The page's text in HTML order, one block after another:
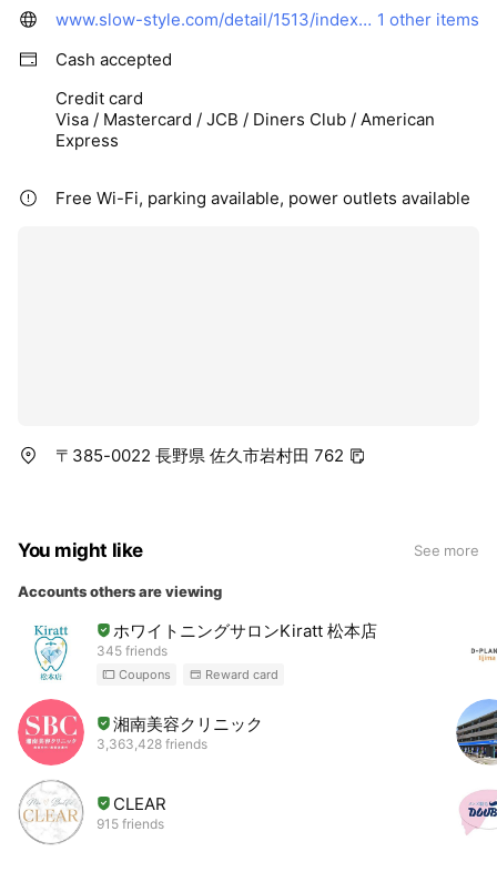
www.slow-style.com/detail/1513/index.html 1 other items
Cash accepted
Credit card
Visa / Mastercard / JCB / Diners Club / American
Express
Free Wi-Fi, parking available, power outlets available
〒385-0022 長野県 佐久市岩村田 762
You might like See more
Accounts others are viewing
ホワイトニングサロンKiratt 松本店
345 friends
Coupons Reward card
湘南美容クリニック
3,363,428 friends
CLEAR
915 friends